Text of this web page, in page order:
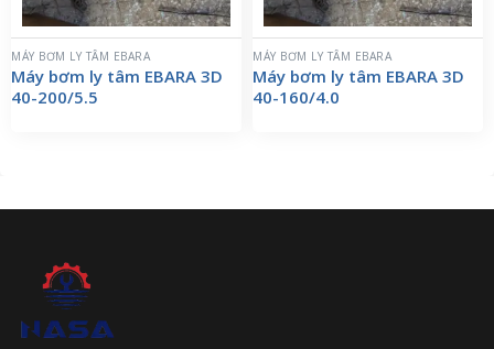
MÁY BƠM LY TÂM EBARA
Máy bơm ly tâm EBARA 3D
40-200/5.5
MÁY BƠM LY TÂM EBARA
Máy bơm ly tâm EBARA 3D
40-160/4.0